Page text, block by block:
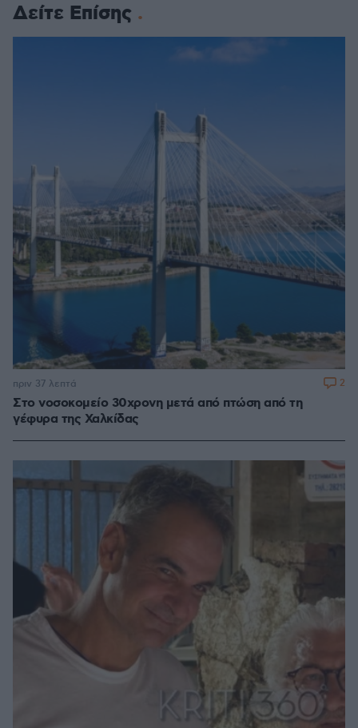
Δείτε Επίσης
Στο νοσοκομείο 30χρονη μετά από πτώση από τη
γέφυρα της Χαλκίδας
πριν 37 λεπτά 2